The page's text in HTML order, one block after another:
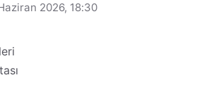
2026, 18:30